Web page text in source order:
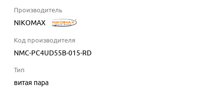
Производитель
NIKOMAX
Код производителя
NMC-PC4UD55B-015-RD
Тип
витая пара